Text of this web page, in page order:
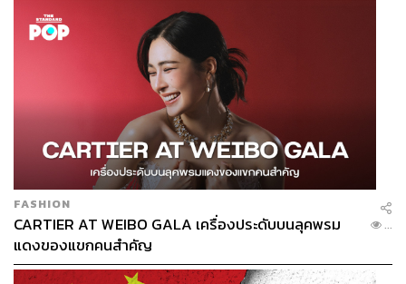
FASHION
CARTIER AT WEIBO GALA เครื่องประดับบนลุคพรม
แดงของแขกคนสำคัญ
...